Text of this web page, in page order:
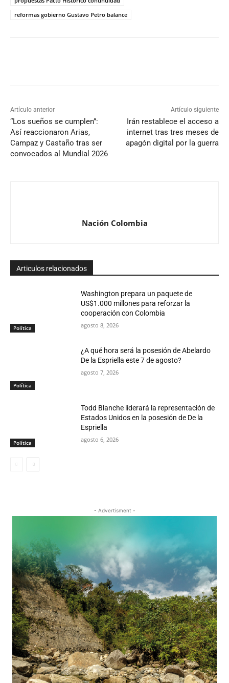
reformas gobierno Gustavo Petro balance
Artículo anterior
“Los sueños se cumplen”:
Así reaccionaron Arias,
Campaz y Castaño tras ser
convocados al Mundial 2026
Artículo siguiente
Irán restablece el acceso a
internet tras tres meses de
apagón digital por la guerra
Nación Colombia
Articulos relacionados
Política
Washington prepara un paquete de
US$1.000 millones para reforzar la
cooperación con Colombia
agosto 8, 2026
Política
¿A qué hora será la posesión de Abelardo
De la Espriella este 7 de agosto?
agosto 7, 2026
Política
Todd Blanche liderará la representación de
Estados Unidos en la posesión de De la
Espriella
agosto 6, 2026
- Advertisment -